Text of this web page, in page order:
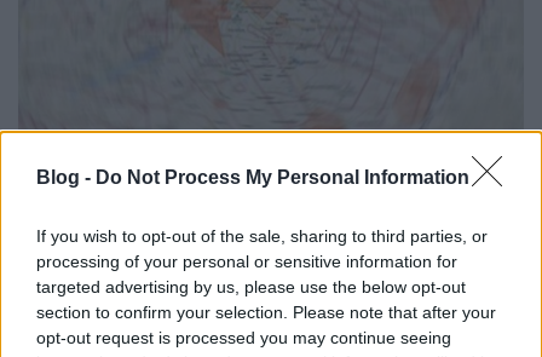
Blog - Do Not Process My Personal Information
If you wish to opt-out of the sale, sharing to third parties, or
processing of your personal or sensitive information for
targeted advertising by us, please use the below opt-out
section to confirm your selection. Please note that after your
opt-out request is processed you may continue seeing
zord• 2026. április 05.
El kell dönteni, hogy mi a fontos és mi a nem fontos,
és persze el kell dönteni, hogy mi mennyire fontos.